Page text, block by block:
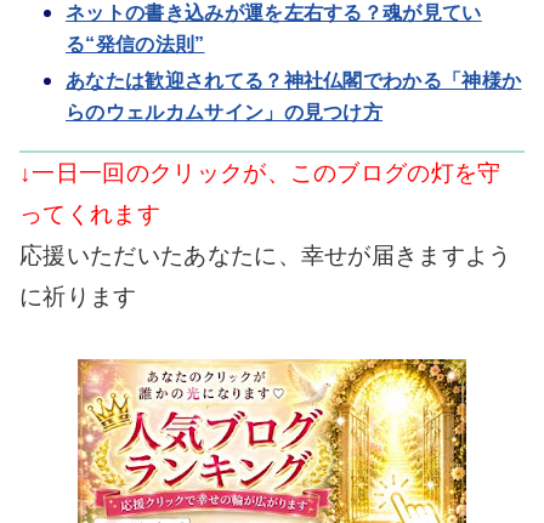
ネットの書き込みが運を左右する？魂が見てい
る“発信の法則”
あなたは歓迎されてる？神社仏閣でわかる「神様か
らのウェルカムサイン」の見つけ方
↓一日一回のクリックが、このブログの灯を守
ってくれます
応援いただいたあなたに、幸せが届きますよう
に祈ります